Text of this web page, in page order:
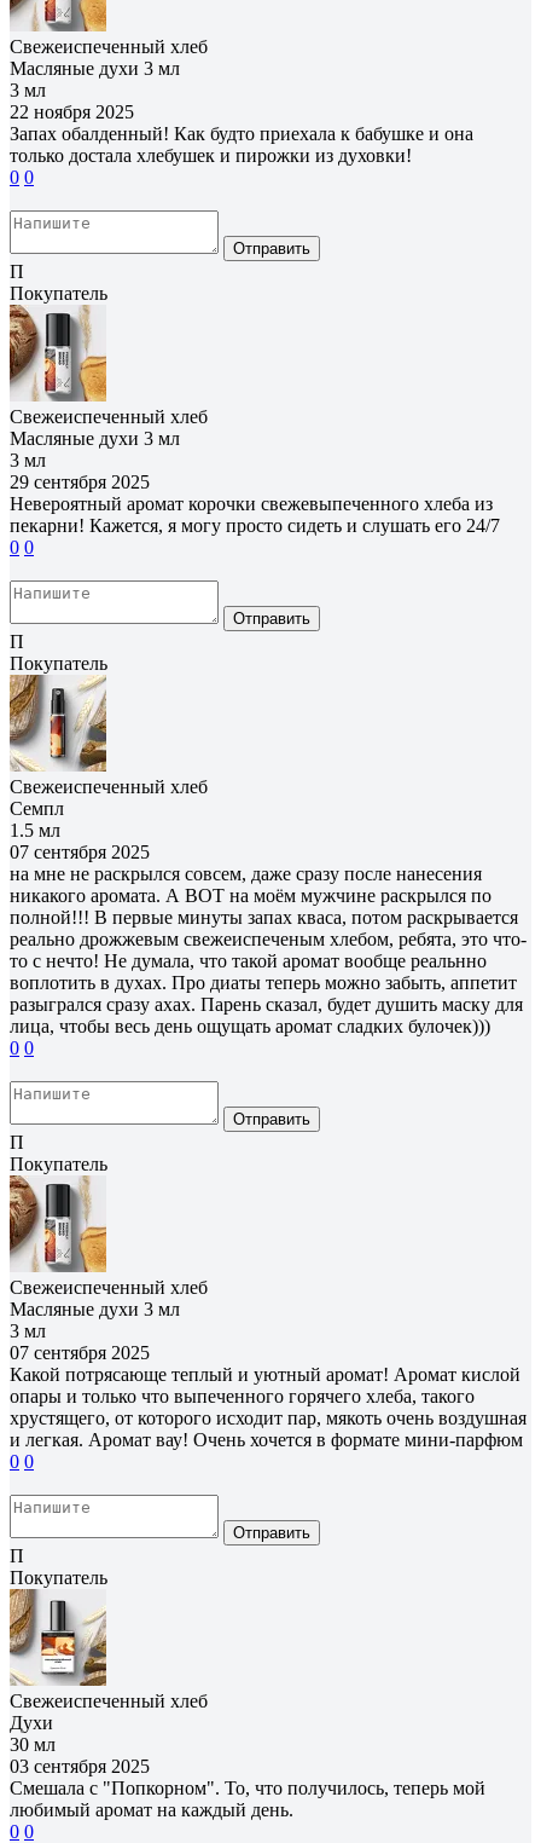
Свежеиспеченный хлеб
Масляные духи 3 мл
3 мл
22 ноября 2025
Запах обалденный! Как будто приехала к бабушке и она
только достала хлебушек и пирожки из духовки!
0 0
Отправить
П
Покупатель
Свежеиспеченный хлеб
Масляные духи 3 мл
3 мл
29 сентября 2025
Невероятный аромат корочки свежевыпеченного хлеба из
пекарни! Кажется, я могу просто сидеть и слушать его 24/7
0 0
Отправить
П
Покупатель
Свежеиспеченный хлеб
Семпл
1.5 мл
07 сентября 2025
на мне не раскрылся совсем, даже сразу после нанесения
никакого аромата. А ВОТ на моëм мужчине раскрылся по
полной!!! В первые минуты запах кваса, потом раскрывается
реально дрожжевым свежеиспеченым хлебом, ребята, это что-
то с нечто! Не думала, что такой аромат вообще реальнно
воплотить в духах. Про диаты теперь можно забыть, аппетит
разыгрался сразу ахах. Парень сказал, будет душить маску для
лица, чтобы весь день ощущать аромат сладких булочек)))
0 0
Отправить
П
Покупатель
Свежеиспеченный хлеб
Масляные духи 3 мл
3 мл
07 сентября 2025
Какой потрясающе теплый и уютный аромат! Аромат кислой
опары и только что выпеченного горячего хлеба, такого
хрустящего, от которого исходит пар, мякоть очень воздушная
и легкая. Аромат вау! Очень хочется в формате мини-парфюм
0 0
Отправить
П
Покупатель
Свежеиспеченный хлеб
Духи
30 мл
03 сентября 2025
Смешала с "Попкорном". То, что получилось, теперь мой
любимый аромат на каждый день.
0 0